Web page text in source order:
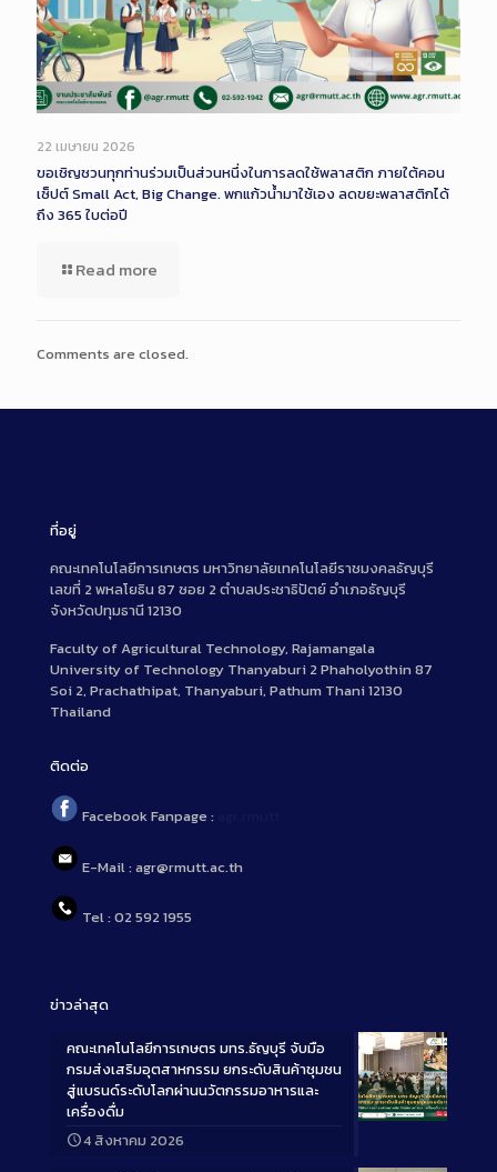
22 เมษายน 2026
ขอเชิญชวนทุกท่านร่วมเป็นส่วนหนึ่งในการลดใช้พลาสติก ภายใต้คอน
เซ็ปต์ Small Act, Big Change. พกแก้วน้ำมาใช้เอง ลดขยะพลาสติกได้
ถึง 365 ใบต่อปี
Read more
Comments are closed.
ที่อยู่
คณะเทคโนโลยีการเกษตร มหาวิทยาลัยเทคโนโลยีราชมงคลธัญบุรี
เลขที่ 2 พหลโยธิน 87 ซอย 2 ตำบลประชาธิปัตย์ อำเภอธัญบุรี
จังหวัดปทุมธานี 12130
Faculty of Agricultural Technology, Rajamangala
University of Technology Thanyaburi 2 Phaholyothin 87
Soi 2, Prachathipat, Thanyaburi, Pathum Thani 12130
Thailand
ติดต่อ
Facebook Fanpage :
E-Mail : agr@rmutt.ac.th
Tel : 02 592 1955
ข่าวล่าสุด
Long
คณะเทคโนโลยีการเกษตร มทร.ธัญบุรี จับมือ
กรมส่งเสริมอุตสาหกรรม ยกระดับสินค้าชุมชน
สู่แบรนด์ระดับโลกผ่านนวัตกรรมอาหารและ
เครื่องดื่ม
4 สิงหาคม 2026